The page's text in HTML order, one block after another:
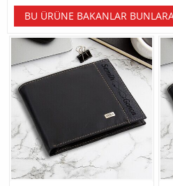
BU ÜRÜNE BAKANLAR